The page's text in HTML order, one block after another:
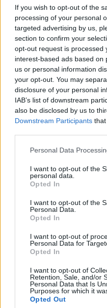
If you wish to opt-out of the
processing of your personal
targeted advertising by us,
section to confirm your
opt-out request is processed
interest-based ads based on
us or personal information
your opt-out. You may
disclosure of your personal
IAB’s list of downstream
also be disclosed by us to
Downstream Participants
Personal Data
I want to opt-out of the
personal data.
Opted In
I want to opt-out of the
Personal Data.
Opted In
I want to opt-out of
Personal Data for
Opted In
I want to opt-out of
Retention, Sale, and/or
Personal Data that Is
Purposes for which it
Opted Out
Nu döms kvinnan och
mannen till långa
fängelsestraff för brotten
Spelfestival
flyttar in i Folkets
Under två dagar i
september samlas gamla
Åkersberga när Simon
Hammar ordnar spelevent